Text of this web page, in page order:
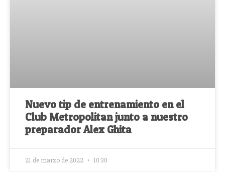
Nuevo tip de entrenamiento en el
Club Metropolitan junto a nuestro
preparador Alex Ghita
21 de marzo de 2022 10:30